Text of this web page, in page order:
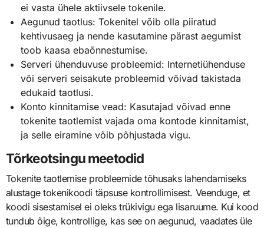
ei vasta ühele aktiivsele tokenile.
Aegunud taotlus: Tokenitel võib olla piiratud
kehtivusaeg ja nende kasutamine pärast aegumist
toob kaasa ebaõnnestumise.
Serveri ühenduvuse probleemid: Internetiühenduse
või serveri seisakute probleemid võivad takistada
edukaid taotlusi.
Konto kinnitamise vead: Kasutajad võivad enne
tokenite taotlemist vajada oma kontode kinnitamist,
ja selle eiramine võib põhjustada vigu.
Tõrkeotsingu meetodid
Tokenite taotlemise probleemide tõhusaks lahendamiseks
alustage tokenikoodi täpsuse kontrollimisest. Veenduge, et
koodi sisestamisel ei oleks trükivigu ega lisaruume. Kui kood
tundub õige, kontrollige, kas see on aegunud, vaadates üle